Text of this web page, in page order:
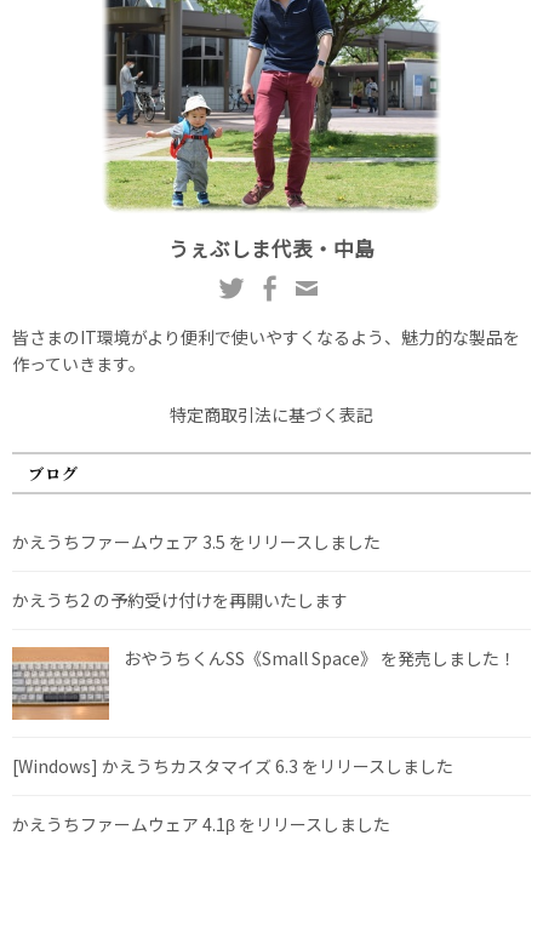
うぇぶしま代表・中島
皆さまのIT環境がより便利で使いやすくなるよう、魅力的な製品を
作っていきます。
特定商取引法に基づく表記
ブログ
かえうちファームウェア 3.5 をリリースしました
かえうち2 の予約受け付けを再開いたします
おやうちくんSS《Small Space》 を発売しました！
[Windows] かえうちカスタマイズ 6.3 をリリースしました
かえうちファームウェア 4.1β をリリースしました